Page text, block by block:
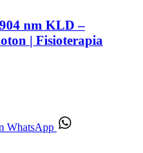
nm KLD –
| Fisioterapia
WhatsApp